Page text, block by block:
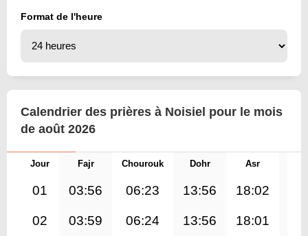
Format de l'heure
Calendrier des prières à Noisiel pour le mois
de août 2026
Jour Fajr Chourouk Dohr Asr
01 03:56 06:23 13:56 18:02
02 03:59 06:24 13:56 18:01